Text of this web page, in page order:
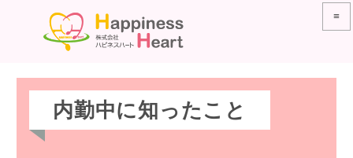
≡
内勤中に知ったこと